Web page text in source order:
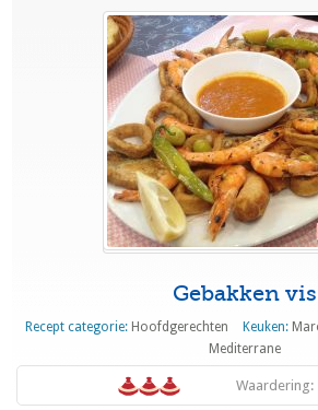
Gebakken vis
Recept categorie: Hoofdgerechten Keuken:
Mediterrane
Waardering: